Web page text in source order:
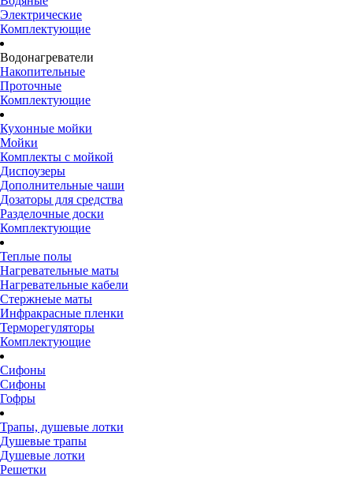
Электрические
Комплектующие
Водонагреватели
Накопительные
Проточные
Комплектующие
Кухонные мойки
Мойки
Комплекты с мойкой
Диспоузеры
Дополнительные чаши
Дозаторы для средства
Разделочные доски
Комплектующие
Теплые полы
Нагревательные маты
Нагревательные кабели
Стержнеые маты
Инфракрасные пленки
Терморегуляторы
Комплектующие
Сифоны
Сифоны
Гофры
Трапы, душевые лотки
Душевые трапы
Душевые лотки
Решетки